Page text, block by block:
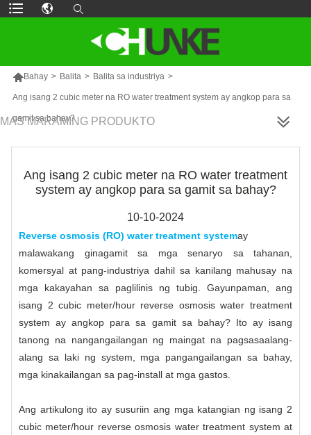
Bahay > Balita > Balita sa industriya >
Ang isang 2 cubic meter na RO water treatment system ay angkop para sa
gamit sa bahay?
MAS MARAMING PRODUKTO
Ang isang 2 cubic meter na RO water treatment
system ay angkop para sa gamit sa bahay?
10-10-2024
Reverse osmosis (RO) water treatment systemay
malawakang ginagamit sa mga senaryo sa tahanan,
komersyal at pang-industriya dahil sa kanilang mahusay na
mga kakayahan sa paglilinis ng tubig. Gayunpaman, ang
isang 2 cubic meter/hour reverse osmosis water treatment
system ay angkop para sa gamit sa bahay? Ito ay isang
tanong na nangangailangan ng maingat na pagsasaalang-
alang sa laki ng system, mga pangangailangan sa bahay,
mga kinakailangan sa pag-install at mga gastos.
Ang artikulong ito ay susuriin ang mga katangian ng isang 2
cubic meter/hour reverse osmosis water treatment system at